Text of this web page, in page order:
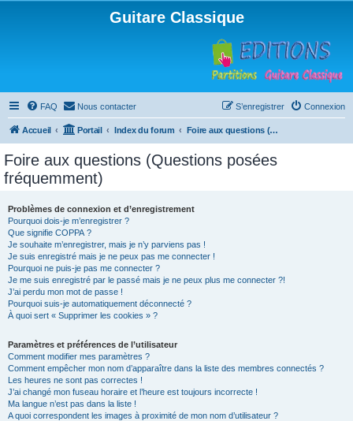
Guitare Classique
FAQ Nous contacter Connexion
S’enregistrer
Accueil Portail Index du forum Foire aux questions (Questions posées fréquemment)
Foire aux questions (Questions posées
fréquemment)
Problèmes de connexion et d’enregistrement
Pourquoi dois-je m’enregistrer ?
Que signifie COPPA ?
Je souhaite m’enregistrer, mais je n’y parviens pas !
Je suis enregistré mais je ne peux pas me connecter !
Pourquoi ne puis-je pas me connecter ?
Je me suis enregistré par le passé mais je ne peux plus me connecter ?!
J’ai perdu mon mot de passe !
Pourquoi suis-je automatiquement déconnecté ?
À quoi sert « Supprimer les cookies » ?
Paramètres et préférences de l’utilisateur
Comment modifier mes paramètres ?
Comment empêcher mon nom d’apparaître dans la liste des membres connectés ?
Les heures ne sont pas correctes !
J’ai changé mon fuseau horaire et l’heure est toujours incorrecte !
Ma langue n’est pas dans la liste !
A quoi correspondent les images à proximité de mon nom d’utilisateur ?